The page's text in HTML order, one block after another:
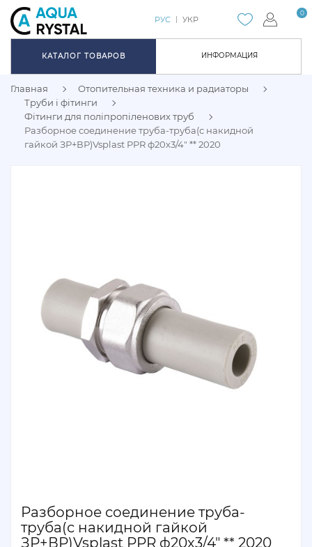
ИНФОРМАЦИЯ
0
РУС УКР
КАТАЛОГ ТОВАРОВ
Главная
Отопительная техника и радиаторы
Труби і фітинги
Фітинги для поліпропіленових труб
Разборное соединение труба-труба(с накидной
гайкой ЗР+ВР)Vsplast PPR ф20х3/4″ ** 2020
Разборное соединение труба-
труба(с накидной гайкой
ЗР+ВР)Vsplast PPR ф20х3/4″ ** 2020